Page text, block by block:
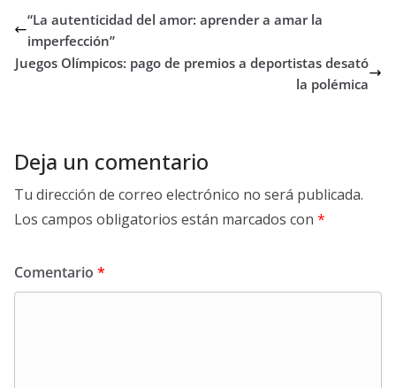
“La autenticidad del amor: aprender a amar la
imperfección”
Juegos Olímpicos: pago de premios a deportistas desató
la polémica
Deja un comentario
Tu dirección de correo electrónico no será publicada.
Los campos obligatorios están marcados con *
Comentario *